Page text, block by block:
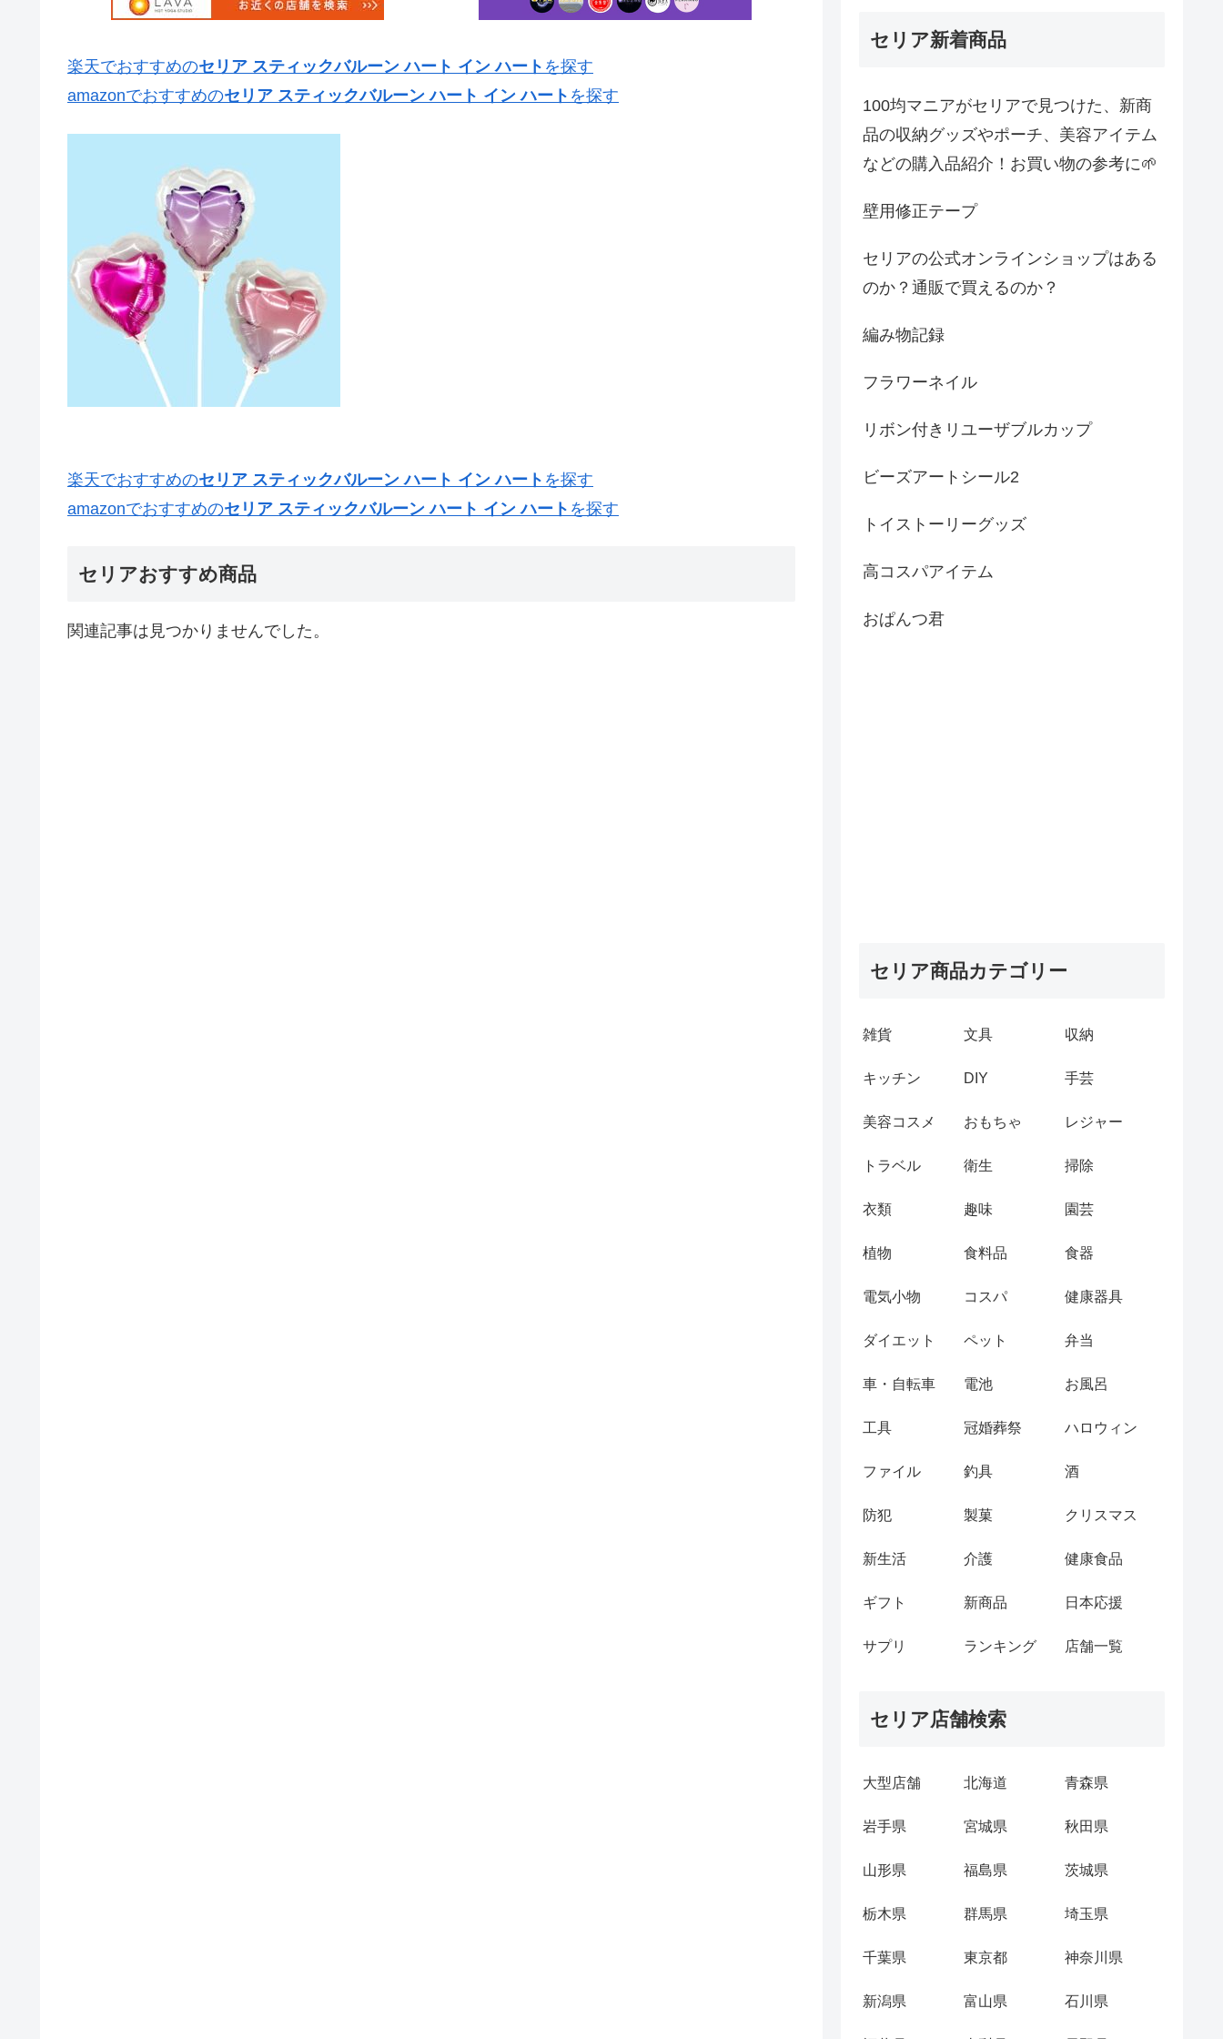
楽天でおすすめのセリア スティックバルーン ハート イン ハート を探す
amazonでおすすめのセリア スティックバルーン ハート イン ハート を探す
楽天でおすすめのセリア スティックバルーン ハート イン ハート を探す
amazonでおすすめのセリア スティックバルーン ハート イン ハート を探す
セリアおすすめ商品
関連記事は見つかりませんでした。
セリア新着商品
100均マニアがセリアで見つけた、新商
品の収納グッズやポーチ、美容アイテム
などの購入品紹介！お買い物の参考に🌱
壁用修正テープ
セリアの公式オンラインショップはある
のか？通販で買えるのか？
編み物記録
フラワーネイル
リボン付きリユーザブルカップ
ビーズアートシール2
トイストーリーグッズ
高コスパアイテム
おぱんつ君
セリア商品カテゴリー
雑貨 文具 収納
キッチン DIY 手芸
美容コスメ おもちゃ レジャー
トラベル 衛生 掃除
衣類 趣味 園芸
植物 食料品 食器
電気小物 コスパ 健康器具
ダイエット ペット 弁当
車・自転車 電池 お風呂
工具 冠婚葬祭 ハロウィン
ファイル 釣具 酒
防犯 製菓 クリスマス
新生活 介護 健康食品
ギフト 新商品 日本応援
サプリ ランキング 店舗一覧
セリア店舗検索
大型店舗 北海道 青森県
岩手県 宮城県 秋田県
山形県 福島県 茨城県
栃木県 群馬県 埼玉県
千葉県 東京都 神奈川県
新潟県 富山県 石川県